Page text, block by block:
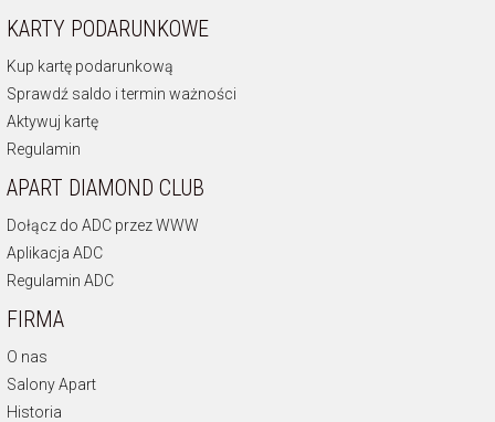
KARTY PODARUNKOWE
Kup kartę podarunkową
Sprawdź saldo i termin ważności
Aktywuj kartę
Regulamin
APART DIAMOND CLUB
Dołącz do ADC przez WWW
Aplikacja ADC
Regulamin ADC
FIRMA
O nas
Salony Apart
Historia